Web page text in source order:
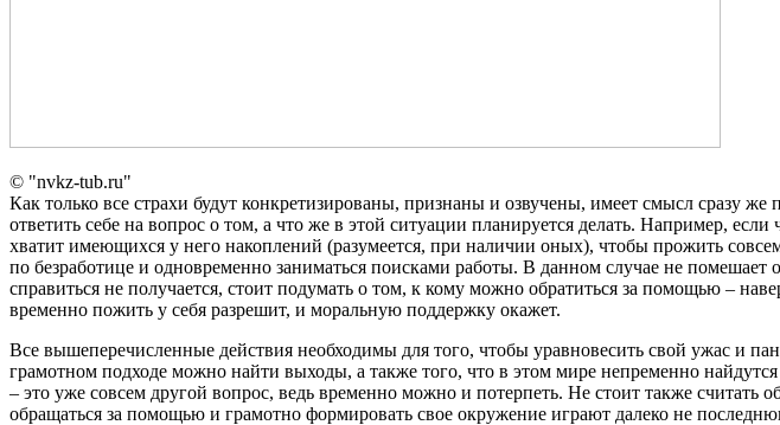
© "nvkz-tub.ru"
Как только все страхи будут конкретизированы, признаны и озвучены, имеет смысл сразу
ответить себе на вопрос о том, а что же в этой ситуации планируется делать. Например,
хватит имеющихся у него накоплений (разумеется, при наличии оных), чтобы прожить
по безработице и одновременно заниматься поисками работы. В данном случае не
справиться не получается, стоит подумать о том, к кому можно обратиться за помощью –
временно пожить у себя разрешит, и моральную поддержку окажет.
Все вышеперечисленные действия необходимы для того, чтобы уравновесить свой ужас и
грамотном подходе можно найти выходы, а также того, что в этом мире непременно
– это уже совсем другой вопрос, ведь временно можно и потерпеть. Не стоит также
обращаться за помощью и грамотно формировать свое окружение играют далеко не